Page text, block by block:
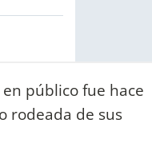
público fue hace
rodeada de sus